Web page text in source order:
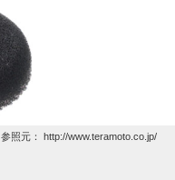
参照元： http://www.teramoto.co.jp/